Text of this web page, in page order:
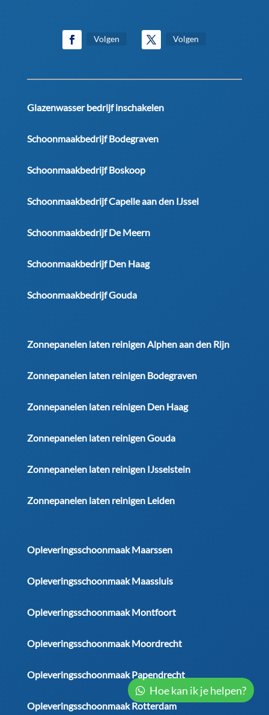
Volgen Volgen
Glazenwasser bedrijf inschakelen
Schoonmaakbedrijf Bodegraven
Schoonmaakbedrijf Boskoop
Schoonmaakbedrijf Capelle aan den IJssel
Schoonmaakbedrijf De Meern
Schoonmaakbedrijf Den Haag
Schoonmaakbedrijf Gouda
Zonnepanelen laten reinigen Alphen aan den Rijn
Zonnepanelen laten reinigen Bodegraven
Zonnepanelen laten reinigen Den Haag
Zonnepanelen laten reinigen Gouda
Zonnepanelen laten reinigen IJsselstein
Zonnepanelen laten reinigen Leiden
Opleveringsschoonmaak Maarssen
Opleveringsschoonmaak Maassluis
Opleveringsschoonmaak Montfoort
Opleveringsschoonmaak Moordrecht
Opleveringsschoonmaak Papendrecht
Opleveringsschoonmaak Rotterdam
Hoe kan ik je helpen?